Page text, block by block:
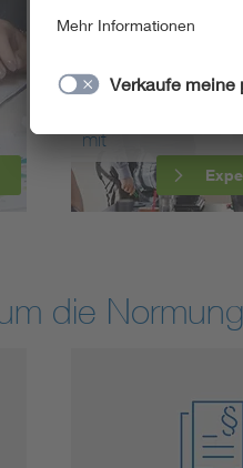
mit
die Normung